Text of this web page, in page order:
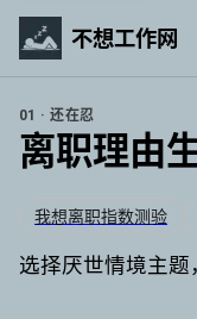
不想工作网
01 · 还在忍
离职理由
我想离职指数测验
选择厌世情境主题